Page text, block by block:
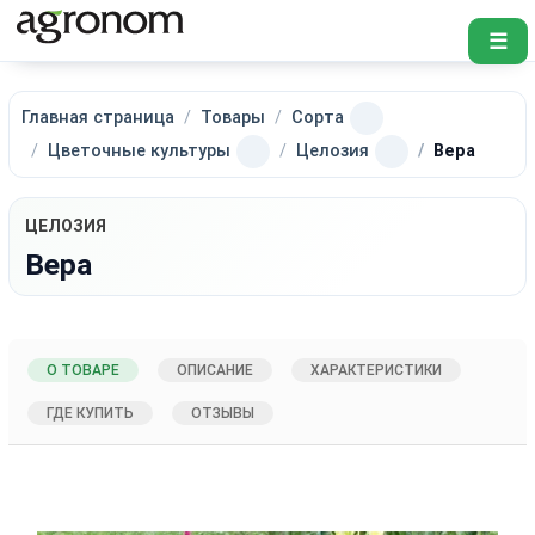
☰
Главная страница Товары
Сорта
Цветочные культуры
Целозия Вера
ЦЕЛОЗИЯ
Вера
О ТОВАРЕ ОПИСАНИЕ ХАРАКТЕРИСТИКИ
ГДЕ КУПИТЬ ОТЗЫВЫ